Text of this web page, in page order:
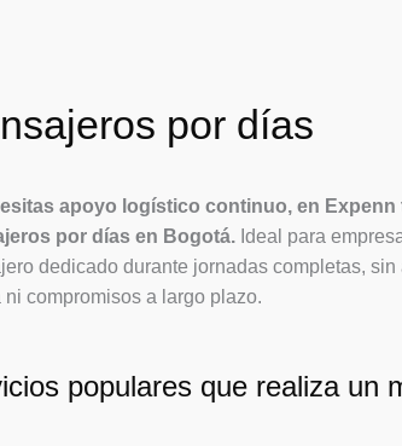
por días
apoyo logístico continuo, en
por días en Bogotá. Ideal para
dedicado durante jornadas completas,
ni compromisos a largo plazo.
populares que realiza un